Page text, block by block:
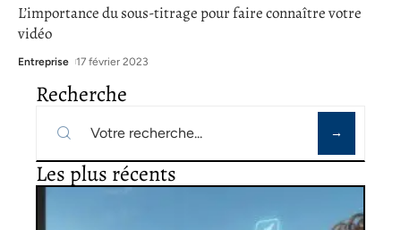
L’importance du sous-titrage pour faire connaître votre
vidéo
Entreprise 17 février 2023
Recherche
Les plus récents